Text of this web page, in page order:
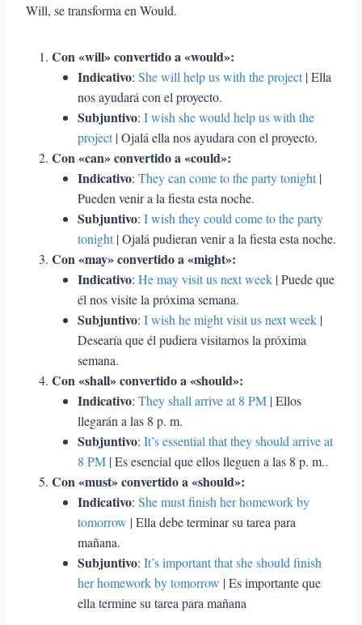
Will, se transforma en Would.
Con «will» convertido a «would»:
Indicativo: She will help us with the project| Ella
nos ayudará con el proyecto.
Subjuntivo: I wish she would help us with the
project| Ojalá ella nos ayudara con el proyecto.
Con «can» convertido a «could»:
Indicativo: They can come to the party tonight|
Pueden venir a la fiesta esta noche.
Subjuntivo: I wish they could come to the party
tonight| Ojalá pudieran venir a la fiesta esta noche.
Con «may» convertido a «might»:
Indicativo: He may visit us next week | Puede que
él nos visite la próxima semana.
Subjuntivo: I wish he might visit us next week |
Desearía que él pudiera visitarnos la próxima
semana.
Con «shall» convertido a «should»:
Indicativo: They shall arrive at 8 PM | Ellos
llegarán a las 8 p. m.
Subjuntivo: It’s essential that they should arrive at
8 PM | Es esencial que ellos lleguen a las 8 p. m..
Con «must» convertido a «should»:
Indicativo: She must finish her homework by
tomorrow | Ella debe terminar su tarea para
mañana.
Subjuntivo: It’s important that she should finish
her homework by tomorrow | Es importante que
ella termine su tarea para mañana